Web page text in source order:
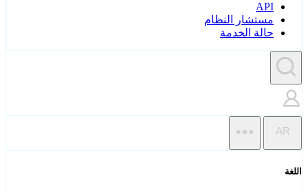
API
مستشار النظام
حالة الخدمة
AR
اللغة